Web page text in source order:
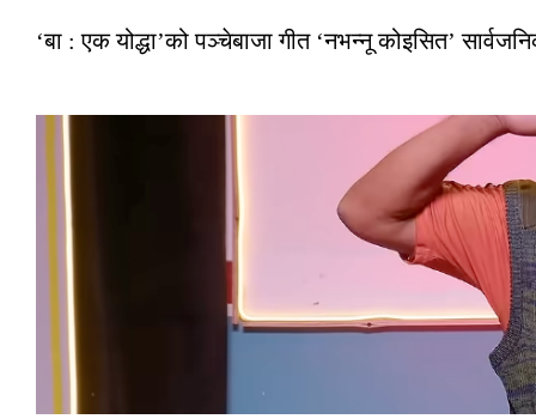
‘बा : एक योद्धा’को पञ्चेबाजा गीत ‘नभन्नू कोइसित’